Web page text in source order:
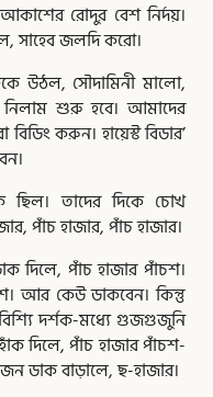
রােদুর বেশ নির্দয়।
সাহেব জলদি করাে।
উঠল, সৌদামিনী মালাে,
নিলাম শুরু হবে। আমাদের
করুন। হায়েস্ট বিডার’
ছিল। তাদের দিকে চোখ
পাঁচ হাজার, পাঁচ হাজার।
দিলে, পাঁচ হাজার পাঁচশ।
আর কেউ ডাকবেন। কিন্তু
দর্শক-মধ্যে গুজগুজুনি
দিলে, পাঁচ হাজার পাঁচশ-
ডাক বাড়ালে, ছ-হাজার।